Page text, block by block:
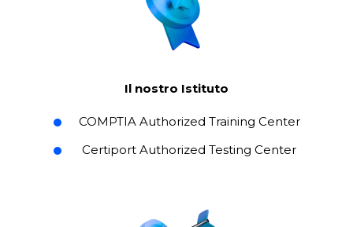
Il nostro Istituto
COMPTIA Authorized Training Center
Certiport Authorized Testing Center